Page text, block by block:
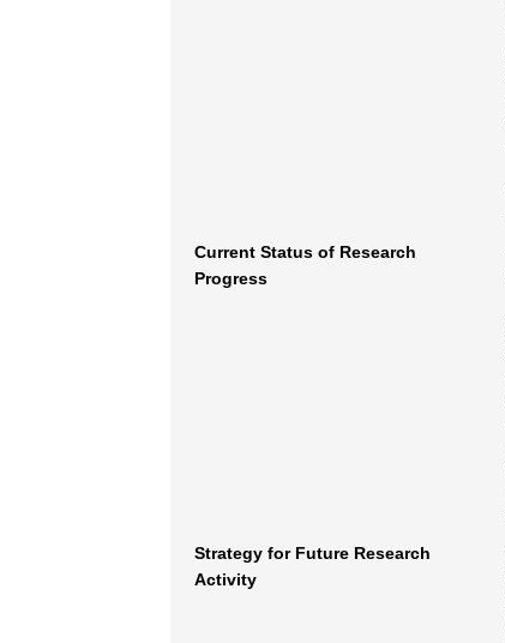
Current Status of Research
Progress
Strategy for Future Research
Activity